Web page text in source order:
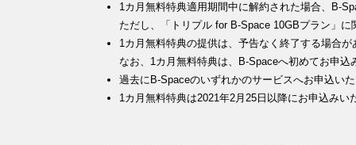
1カ月無料特典適用期間中に解約された場合、B-
ただし、「トリプル for B-Space 10GBプラン」
1カ月無料特典の提供は、予告なく終了する場合
なお、1カ月無料特典は、B-Spaceへ初めてお申
過去にB-Spaceのいずれかのサービスへお申込い
1カ月無料特典は2021年2月25日以降にお申込みい